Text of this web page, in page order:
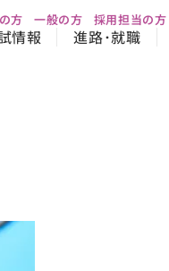
方 一般の方 採用担当の方
情報 進路･就職